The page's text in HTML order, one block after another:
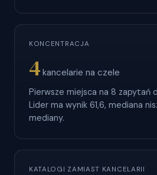
KONCENTRACJA
4 kancelarie na czele
Pierwsze miejsca na 8 zapytań
Lider ma wynik 61,6, mediana
mediany.
KATALOGI ZAMIAST KANCELARII